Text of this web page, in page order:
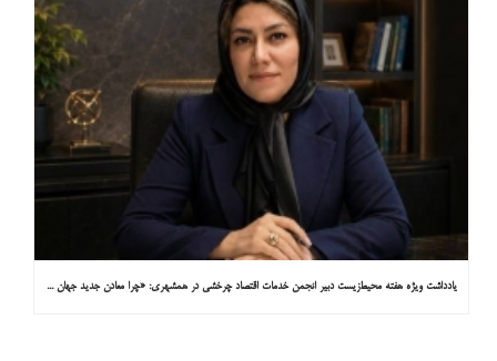
یادداشت ویژه هفته محیط‌زیست دبیر انجمن خدمات اقتصاد چرخشی در همشهری: «چرا معادن جدید جهان زیر زمین نیستند؟»